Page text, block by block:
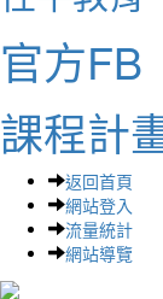
官方FB
課程計
返回首頁
網站登入
流量統計
網站導覽